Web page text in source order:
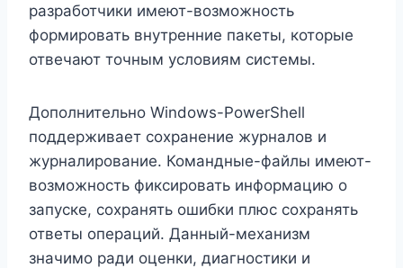
разработчики имеют-возможность
формировать внутренние пакеты, которые
отвечают точным условиям системы.
Дополнительно Windows-PowerShell
поддерживает сохранение журналов и
журналирование. Командные-файлы имеют-
возможность фиксировать информацию о
запуске, сохранять ошибки плюс сохранять
ответы операций. Данный-механизм
значимо ради оценки, диагностики и